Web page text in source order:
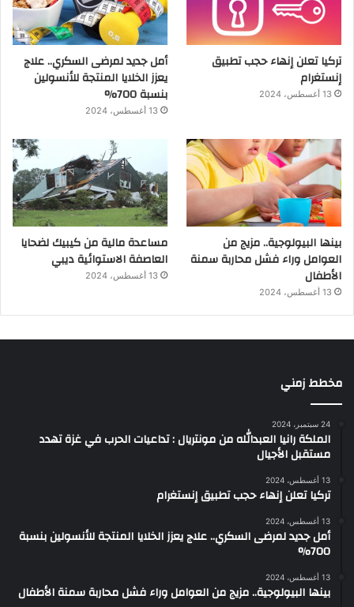
تركيا تعلن إنهاء حجب تطبيق
إنستغرام
13 أغسطس، 2024
أمل جديد لمرضى السكري.. علاج
يعزز الخلايا المنتجة للأنسولين
بنسبة 700%
13 أغسطس، 2024
بينها البيولوجية.. مزيج من
العوامل وراء فشل محاربة سمنة
الأطفال
13 أغسطس، 2024
مساعدة مالية من كيبيك لضحايا
العاصفة الاستوائية ديبي
13 أغسطس، 2024
مخطط زمني
24 سبتمبر، 2024
الملكة رانيا العبدالله من مونتريال : تداعيات الحرب في غزة تهدد
مستقبل الأجيال
13 أغسطس، 2024
تركيا تعلن إنهاء حجب تطبيق إنستغرام
13 أغسطس، 2024
أمل جديد لمرضى السكري.. علاج يعزز الخلايا المنتجة للأنسولين بنسبة
700%
13 أغسطس، 2024
بينها البيولوجية.. مزيج من العوامل وراء فشل محاربة سمنة الأطفال